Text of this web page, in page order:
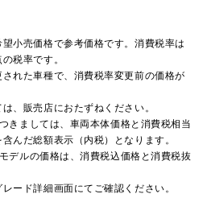
小売価格で参考価格です。消費税率は
税率です。
れた車種で、消費税率変更前の価格が
、販売店におたずねください。
きましては、車両本体価格と消費税相当
んだ総額表示（内税）となります。
デルの価格は、消費税込価格と消費税抜
ード詳細画面にてご確認ください。